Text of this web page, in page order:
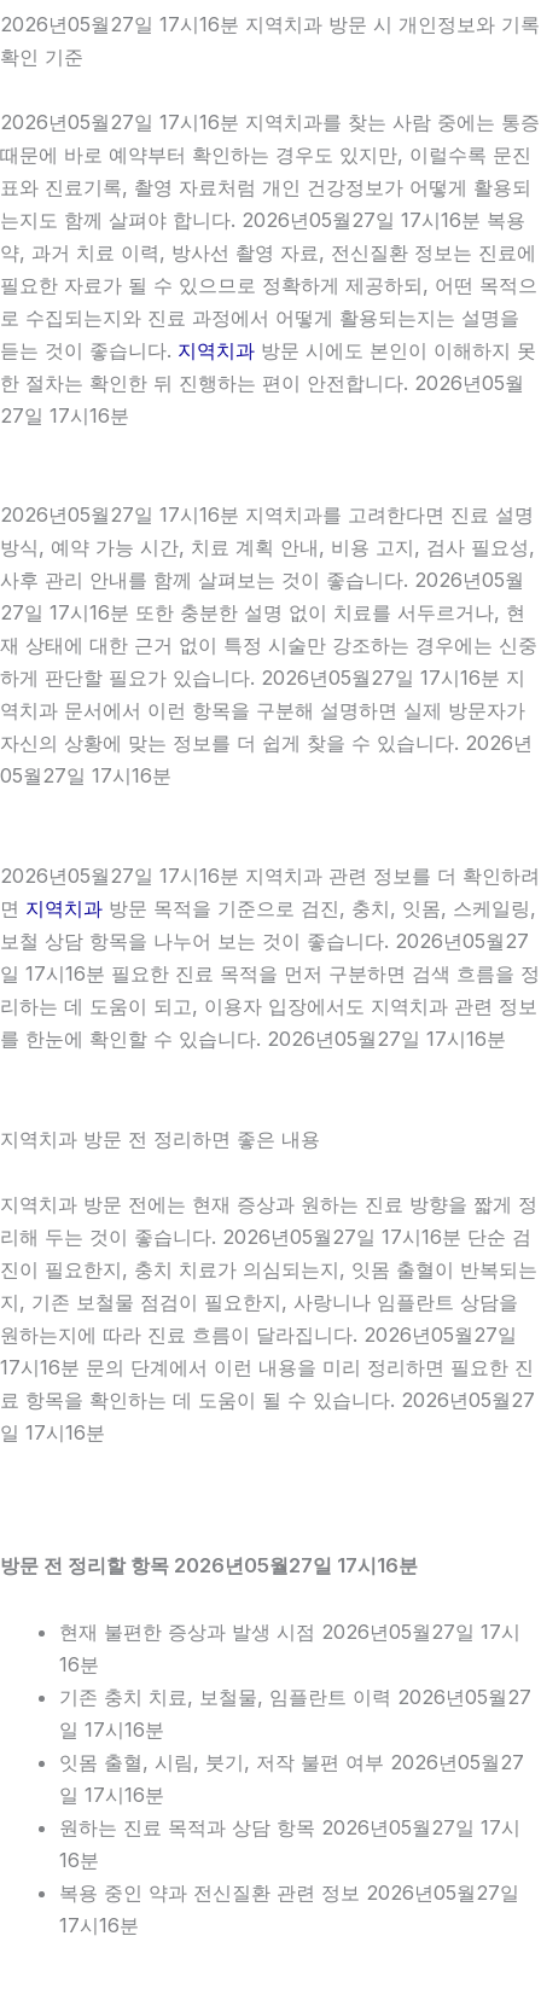
2026년05월27일 17시16분 지역치과 방문 시 개인정보와 기록
확인 기준
2026년05월27일 17시16분 지역치과를 찾는 사람 중에는 통증
때문에 바로 예약부터 확인하는 경우도 있지만, 이럴수록 문진
표와 진료기록, 촬영 자료처럼 개인 건강정보가 어떻게 활용되
는지도 함께 살펴야 합니다. 2026년05월27일 17시16분 복용
약, 과거 치료 이력, 방사선 촬영 자료, 전신질환 정보는 진료에
필요한 자료가 될 수 있으므로 정확하게 제공하되, 어떤 목적으
로 수집되는지와 진료 과정에서 어떻게 활용되는지는 설명을
듣는 것이 좋습니다. 지역치과 방문 시에도 본인이 이해하지 못
한 절차는 확인한 뒤 진행하는 편이 안전합니다. 2026년05월
27일 17시16분
2026년05월27일 17시16분 지역치과를 고려한다면 진료 설명
방식, 예약 가능 시간, 치료 계획 안내, 비용 고지, 검사 필요성,
사후 관리 안내를 함께 살펴보는 것이 좋습니다. 2026년05월
27일 17시16분 또한 충분한 설명 없이 치료를 서두르거나, 현
재 상태에 대한 근거 없이 특정 시술만 강조하는 경우에는 신중
하게 판단할 필요가 있습니다. 2026년05월27일 17시16분 지
역치과 문서에서 이런 항목을 구분해 설명하면 실제 방문자가
자신의 상황에 맞는 정보를 더 쉽게 찾을 수 있습니다. 2026년
05월27일 17시16분
2026년05월27일 17시16분 지역치과 관련 정보를 더 확인하려
면 지역치과 방문 목적을 기준으로 검진, 충치, 잇몸, 스케일링,
보철 상담 항목을 나누어 보는 것이 좋습니다. 2026년05월27
일 17시16분 필요한 진료 목적을 먼저 구분하면 검색 흐름을 정
리하는 데 도움이 되고, 이용자 입장에서도 지역치과 관련 정보
를 한눈에 확인할 수 있습니다. 2026년05월27일 17시16분
지역치과 방문 전 정리하면 좋은 내용
지역치과 방문 전에는 현재 증상과 원하는 진료 방향을 짧게 정
리해 두는 것이 좋습니다. 2026년05월27일 17시16분 단순 검
진이 필요한지, 충치 치료가 의심되는지, 잇몸 출혈이 반복되는
지, 기존 보철물 점검이 필요한지, 사랑니나 임플란트 상담을
원하는지에 따라 진료 흐름이 달라집니다. 2026년05월27일
17시16분 문의 단계에서 이런 내용을 미리 정리하면 필요한 진
료 항목을 확인하는 데 도움이 될 수 있습니다. 2026년05월27
일 17시16분
방문 전 정리할 항목 2026년05월27일 17시16분
현재 불편한 증상과 발생 시점 2026년05월27일 17시
16분
기존 충치 치료, 보철물, 임플란트 이력 2026년05월27
일 17시16분
잇몸 출혈, 시림, 붓기, 저작 불편 여부 2026년05월27
일 17시16분
원하는 진료 목적과 상담 항목 2026년05월27일 17시
16분
복용 중인 약과 전신질환 관련 정보 2026년05월27일
17시16분